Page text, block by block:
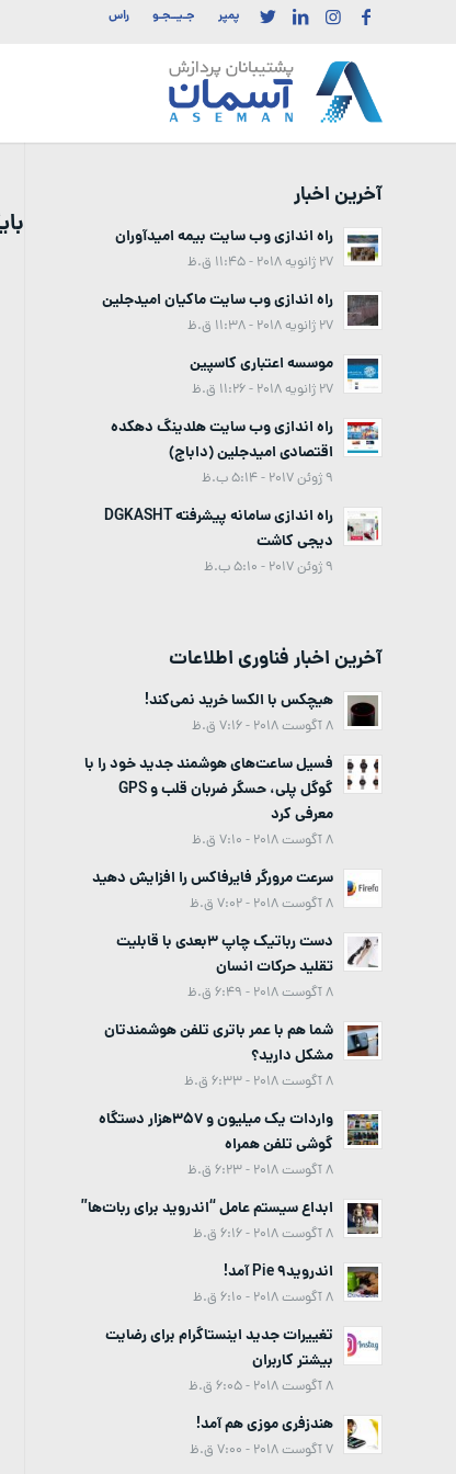
پمپر جـیــجـو راس
آخرین اخبار
راه اندازی وب سایت بیمه امیدآوران
27 ژانویه 2018 - 11:45 ق.ظ
راه اندازی وب سایت ماکیان امیدجلین
27 ژانویه 2018 - 11:38 ق.ظ
موسسه اعتباری کاسپین
27 ژانویه 2018 - 11:26 ق.ظ
راه اندازی وب سایت هلدینگ دهکده
اقتصادی امیدجلین (داباج)
9 ژوئن 2017 - 5:14 ب.ظ
راه اندازی سامانه پیشرفته DGKASHT
دیجی کاشت
9 ژوئن 2017 - 5:10 ب.ظ
آخرین اخبار فناوری اطلاعات
هیچکس با الکسا خرید نمی‌کند!
8 آگوست 2018 - 7:16 ق.ظ
فسیل ساعت‌های هوشمند جدید خود را با
گوگل پلی، حسگر ضربان قلب و GPS
معرفی کرد
8 آگوست 2018 - 7:10 ق.ظ
سرعت مرورگر فایرفاکس را افزایش دهید
8 آگوست 2018 - 7:02 ق.ظ
دست رباتیک چاپ 3بعدی با قابلیت
تقلید حرکات انسان
8 آگوست 2018 - 6:49 ق.ظ
شما هم با عمر باتری تلفن هوشمندتان
مشکل دارید؟
8 آگوست 2018 - 6:33 ق.ظ
واردات یک میلیون و 357هزار دستگاه
گوشی تلفن همراه
8 آگوست 2018 - 6:23 ق.ظ
ابداع سیستم عامل “اندروید برای ربات‌ها”
8 آگوست 2018 - 6:16 ق.ظ
اندروید9 Pie آمد!
8 آگوست 2018 - 6:10 ق.ظ
تغییرات جدید اینستاگرام برای رضایت
بیشتر کاربران
8 آگوست 2018 - 6:05 ق.ظ
هندزفری موزی هم آمد!
7 آگوست 2018 - 7:00 ق.ظ